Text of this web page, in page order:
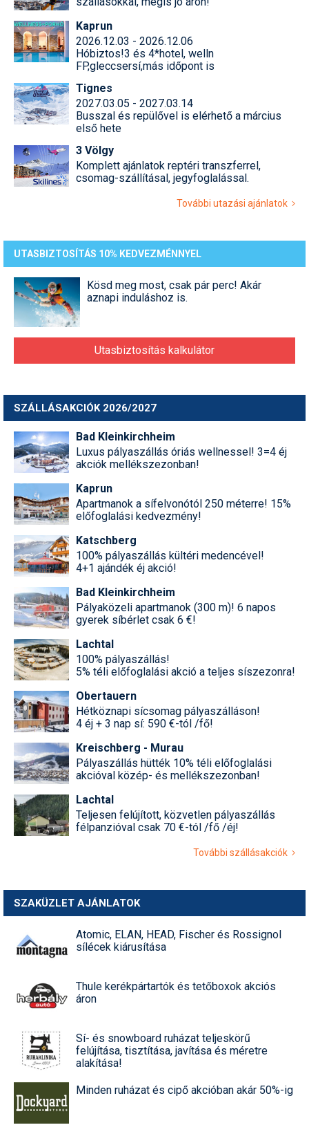
Kaprun
2026.12.03 - 2026.12.06
Hóbiztos!3 és 4*hotel, welln
FP,gleccsersí,más időpont is
Tignes
2027.03.05 - 2027.03.14
Busszal és repülővel is elérhető a március
első hete
3 Völgy
Komplett ajánlatok reptéri transzferrel,
csomag-szállításal, jegyfoglalással.
További utazási ajánlatok
UTASBIZTOSÍTÁS 10% KEDVEZMÉNNYEL
Kösd meg most, csak pár perc! Akár
aznapi induláshoz is.
Utasbiztosítás kalkulátor
SZÁLLÁSAKCIÓK 2026/2027
Bad Kleinkirchheim
Luxus pályaszállás óriás wellnessel! 3=4 éj
akciók mellékszezonban!
Kaprun
Apartmanok a sífelvonótól 250 méterre! 15%
előfoglalási kedvezmény!
Katschberg
100% pályaszállás kültéri medencével!
4+1 ajándék éj akció!
Bad Kleinkirchheim
Pályaközeli apartmanok (300 m)! 6 napos
gyerek síbérlet csak 6 €!
Lachtal
100% pályaszállás!
5% téli előfoglalási akció a teljes síszezonra!
Obertauern
Hétköznapi sícsomag pályaszálláson!
4 éj + 3 nap sí: 590 €-tól /fő!
Kreischberg - Murau
Pályaszállás hütték 10% téli előfoglalási
akcióval közép- és mellékszezonban!
Lachtal
Teljesen felújított, közvetlen pályaszállás
félpanzióval csak 70 €-tól /fő /éj!
További szállásakciók
SZAKÜZLET AJÁNLATOK
Atomic, ELAN, HEAD, Fischer és Rossignol
sílécek kiárusítása
Thule kerékpártartók és tetőboxok akciós
áron
Sí- és snowboard ruházat teljeskörű
felújítása, tisztítása, javítása és méretre
alakítása!
Minden ruházat és cipő akcióban akár 50%-ig